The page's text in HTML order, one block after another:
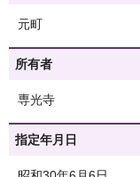
元町
所有者
専光寺
指定年月日